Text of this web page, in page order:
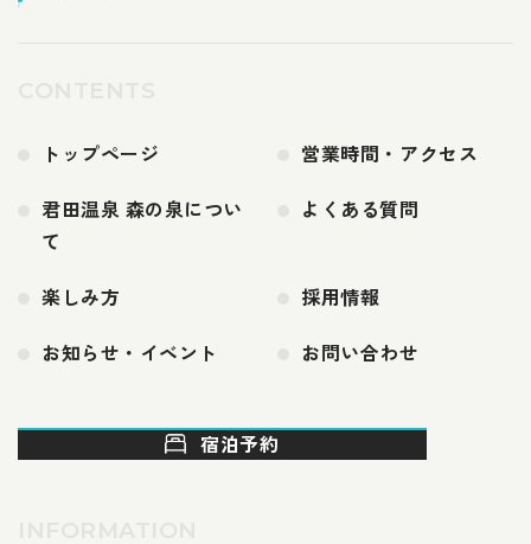
トップページ
営業時間・アクセス
君田温泉 森の泉につい
て
よくある質問
楽しみ方
採用情報
お知らせ・イベント
お問い合わせ
宿泊予約